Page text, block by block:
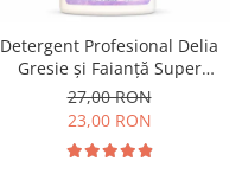
Detergent Profesional Delia
Gresie și Faianță Super
Parfumat 1L
27,00 RON
23,00 RON